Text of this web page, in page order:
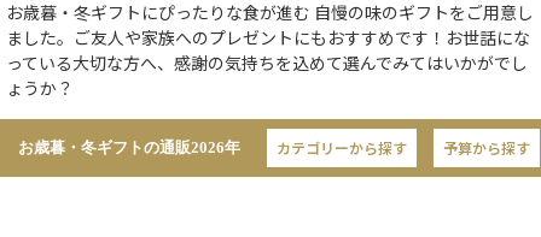
お歳暮・冬ギフトにぴったりな食が進む 自慢の味のギフトをご用意し
ました。ご友人や家族へのプレゼントにもおすすめです！お世話にな
っている大切な方へ、感謝の気持ちを込めて選んでみてはいかがでし
ょうか？
お歳暮・冬ギフトの通販2026年 カテゴリーから探す 予算から探す